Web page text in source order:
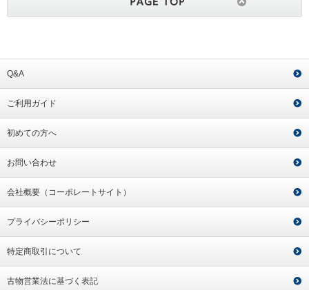
Q&A
ご利用ガイド
初めての方へ
お問い合わせ
会社概要（コーポレートサイト）
プライバシーポリシー
特定商取引について
古物営業法に基づく表記